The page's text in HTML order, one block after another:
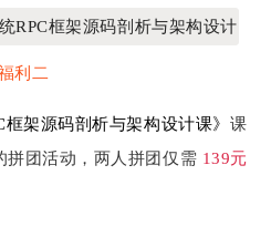
利二
框架源码剖析与架构设计课》 课
拼团活动，两人拼团仅需 139元